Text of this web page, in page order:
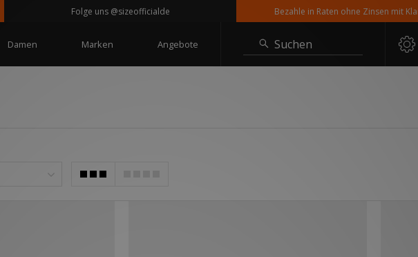
Folge uns @sizeofficialde Bezahle in Raten ohne Zinsen mit Klarna
Damen Marken Angebote Suchen